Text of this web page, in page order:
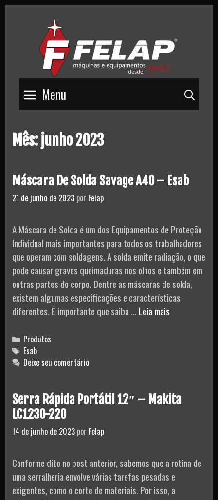
Menu
Mês:junho 2023
Máscara De Solda Savage A40 – Esab
21 de junho de 2023 por Felap
A Máscara de Solda é um dos Equipamentos de Proteção
Individual mais importantes para todos os trabalhadores
que operam com soldagens. A solda emite radiação, o que
pode causar graves queimaduras nos olhos e também em
outras partes do corpo. Dentre as máscaras de solda,
existem algumas especificações e características
diferentes. É importante que saiba … Leia mais
Esab
Categories
Produtos
Tags
Esab
Deixe seu comentário
Serra Rápida Portátil 12″ – Makita
LC1230-220
14 de junho de 2023 por Felap
Conforme dito no post anterior, sabemos que a rotina de
uma serralheria envolve várias tarefas pesadas e
exigentes, como o corte de materiais. Por isso, a